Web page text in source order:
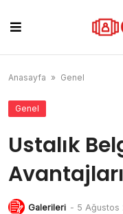
content
Anasayfa » Genel
Genel
Ustalık
Galerileri - 5 Ağustos